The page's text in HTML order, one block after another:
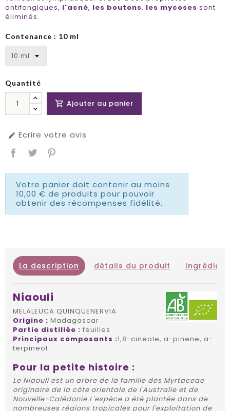
antifongiques, l'acné, les boutons, les mycoses sont
éliminés.
Contenance : 10 ml
Quantité
 Ajouter au panier
 Ecrire votre avis
Votre panier doit contenir au moins
10,00 € de produits pour pouvoir
obtenir des récompenses fidélité.
La description détails du produit
Niaouli
MELALEUCA QUINQUENERVIA
Origine : Madagascar
Partie distillée : feuilles
Principaux composants :1,8-cineole, a-pinene, a-
terpineol
Pour la petite histoire :
Le Niaouli est un arbre de la famille des Myrtaceae
originaire de la côte orientale de l'Australie et de
Nouvelle-Calédonie.L'espèce a été plantée dans de
nombreuses régions tropicales pour l'exploitation de